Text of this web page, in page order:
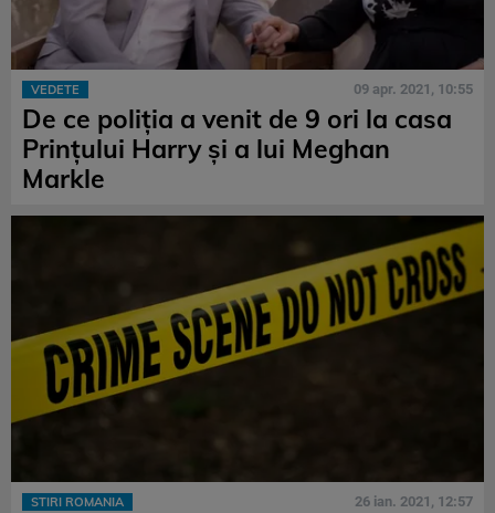
VEDETE 09 apr. 2021, 10:55
De ce poliția a venit de 9 ori la casa
Prințului Harry și a lui Meghan
Markle
STIRI ROMANIA 26 ian. 2021, 12:57